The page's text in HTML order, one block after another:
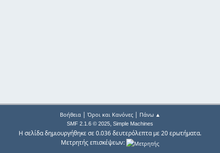
Βοήθεια| Όροι και Κανόνες| Πάνω ▲
SMF 2.1.6 © 2025, Simple Machines
Η σελίδα δημιουργήθηκε σε 0.036 δευτερόλεπτα με 20 ερωτήματα.
Μετρητής επισκέψεων: